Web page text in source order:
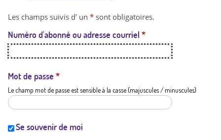
t
a
t
i
Les champs suivis d' un * sont obligatoires.
Numéro d'abonné ou adresse courriel *
Mot de passe *
Le champ mot de passe est sensible à la casse (majuscules / minuscules)
Se souvenir de moi